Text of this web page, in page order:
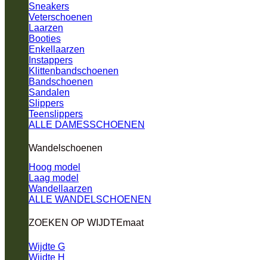
Sneakers
Veterschoenen
Laarzen
Booties
Enkellaarzen
Instappers
Klittenbandschoenen
Bandschoenen
Sandalen
Slippers
Teenslippers
ALLE DAMESSCHOENEN
Wandelschoenen
Hoog model
Laag model
Wandellaarzen
ALLE WANDELSCHOENEN
ZOEKEN OP WIJDTEmaat
Wijdte G
Wijdte H